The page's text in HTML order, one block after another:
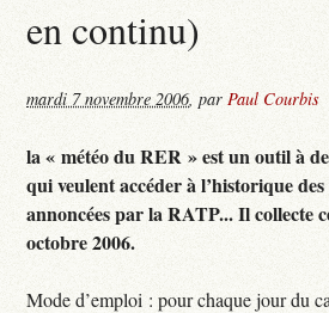
en continu)
mardi 7 novembre 2006,parPaul Courbis
la « météo du RER » est un outil à
qui veulent accéder à l’historique
annoncées par la RATP... Il collecte
octobre 2006.
Mode d’emploi : pour chaque jour du